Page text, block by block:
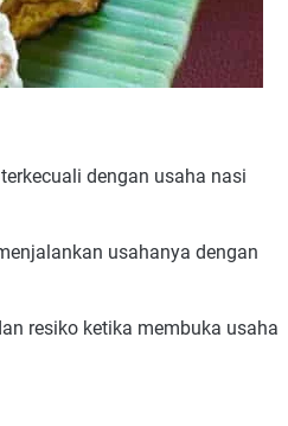
dengan usaha nasi
usahanya dengan
resiko ketika membuka usaha